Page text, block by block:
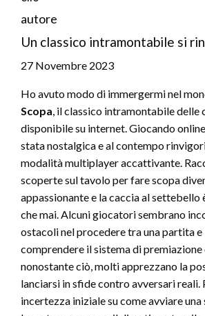
autore
Un classico intramontabile si
27 Novembre 2023
Ho avuto modo di immergermi nel
Scopa , il classico intramontabile delle
disponibile su internet. Giocando
stata nostalgica e al contempo
modalità multiplayer accattivante.
scoperte sul tavolo per fare scopa
appassionante e la caccia al settebello
che mai. Alcuni giocatori sembrano
ostacoli nel procedere tra una partita e
comprendere il sistema di premiazione
nonostante ciò, molti apprezzano la
lanciarsi in sfide contro avversari reali.
incertezza iniziale su come avviare